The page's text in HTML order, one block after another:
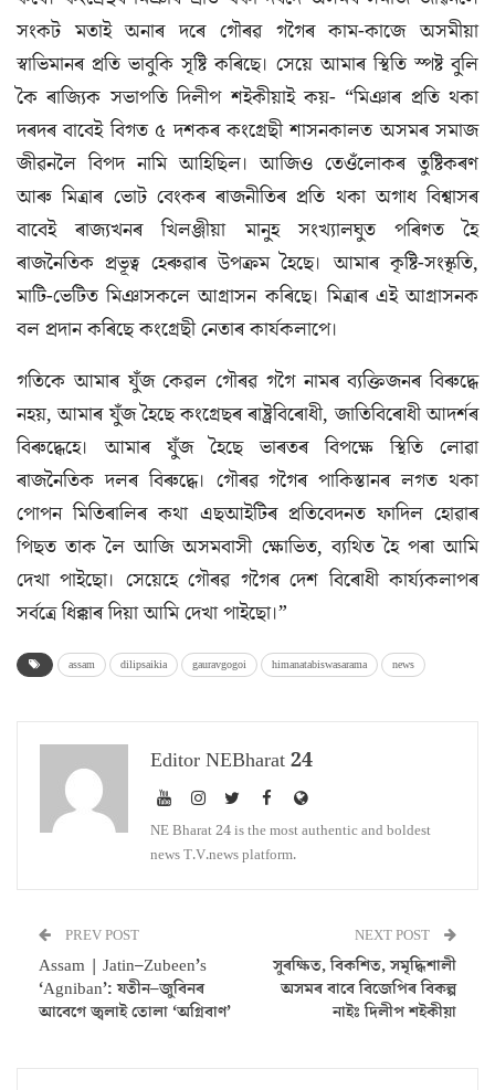
সংকট মতাই অনাৰ দৰে গৌৰৱ গগৈৰ কাম-কাজে অসমীয়া
স্বাভিমানৰ প্ৰতি ভাবুকি সৃষ্টি কৰিছে। সেয়ে আমাৰ স্থিতি স্পষ্ট বুলি
কৈ ৰাজ্যিক সভাপতি দিলীপ শইকীয়াই কয়- “মিঞাৰ প্ৰতি থকা
দৰদৰ বাবেই বিগত ৫ দশকৰ কংগ্ৰেছী শাসনকালত অসমৰ সমাজ
জীৱনলৈ বিপদ নামি আহিছিল। আজিও তেওঁলোকৰ তুষ্টিকৰণ
আৰু মিত্ৰাৰ ভোট বেংকৰ ৰাজনীতিৰ প্ৰতি থকা অগাধ বিশ্বাসৰ
বাবেই ৰাজ্যখনৰ খিলঞ্জীয়া মানুহ সংখ্যালঘুত পৰিণত হৈ
ৰাজনৈতিক প্রভূত্ব হেৰুৱাৰ উপক্ৰম হৈছে। আমাৰ কৃষ্টি-সংস্কৃতি,
মাটি-ভেটিত মিঞাসকলে আগ্রাসন কৰিছে। মিত্ৰাৰ এই আগ্রাসনক
বল প্রদান কৰিছে কংগ্ৰেছী নেতাৰ কার্যকলাপে।
গতিকে আমাৰ যুঁজ কেৱল গৌৰৱ গগৈ নামৰ ব্যক্তিজনৰ বিৰুদ্ধে
নহয়, আমাৰ যুঁজ হৈছে কংগ্ৰেছৰ ৰাষ্ট্ৰবিৰোধী, জাতিবিৰোধী আদৰ্শৰ
বিৰুদ্ধেহে। আমাৰ যুঁজ হৈছে ভাৰতৰ বিপক্ষে স্থিতি লোৱা
ৰাজনৈতিক দলৰ বিৰুদ্ধে। গৌৰৱ গগৈৰ পাকিস্তানৰ লগত থকা
পোপন মিতিৰালিৰ কথা এছআইটিৰ প্রতিবেদনত ফাদিল হোৱাৰ
পিছত তাক লৈ আজি অসমবাসী ক্ষোভিত, ব্যথিত হৈ পৰা আমি
দেখা পাইছো। সেয়েহে গৌৰৱ গগৈৰ দেশ বিৰোধী কাৰ্য্যকলাপৰ
সৰ্বত্রে ধিক্কাৰ দিয়া আমি দেখা পাইছো।”
assam dilipsaikia gauravgogoi himanatabiswasarama news
Editor NEBharat 24
NE Bharat 24 is the most authentic and boldest
news T.V.news platform.
PREV POST
Assam | Jatin–Zubeen’s
‘Agniban’: যতীন–জুবিনৰ
আবেগে জ্বলাই তোলা ‘অগ্নিবাণ’
NEXT POST
সুৰক্ষিত, বিকশিত, সমৃদ্ধিশালী
অসমৰ বাবে বিজেপিৰ বিকল্প
নাইঃ দিলীপ শইকীয়া